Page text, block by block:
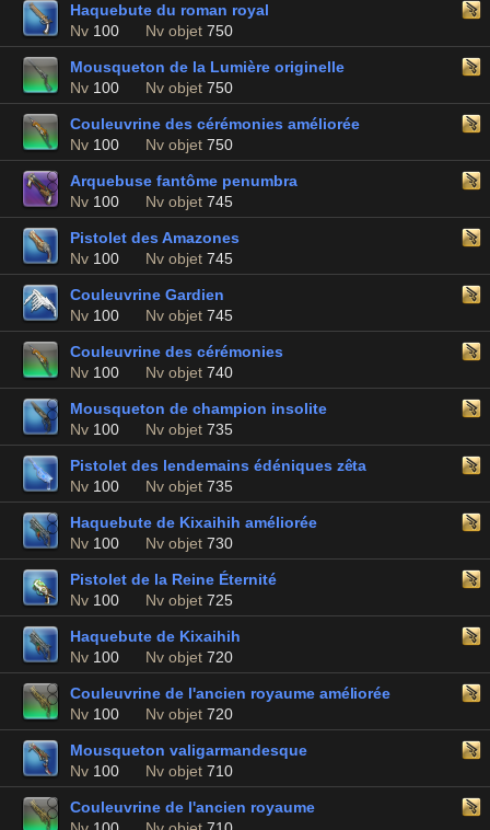
Haquebute du roman royal
Nv 100 Nv objet 750
Mousqueton de la Lumière originelle
Nv 100 Nv objet 750
Couleuvrine des cérémonies améliorée
Nv 100 Nv objet 750
Arquebuse fantôme penumbra
Nv 100 Nv objet 745
Pistolet des Amazones
Nv 100 Nv objet 745
Couleuvrine Gardien
Nv 100 Nv objet 745
Couleuvrine des cérémonies
Nv 100 Nv objet 740
Mousqueton de champion insolite
Nv 100 Nv objet 735
Pistolet des lendemains édéniques zêta
Nv 100 Nv objet 735
Haquebute de Kixaihih améliorée
Nv 100 Nv objet 730
Pistolet de la Reine Éternité
Nv 100 Nv objet 725
Haquebute de Kixaihih
Nv 100 Nv objet 720
Couleuvrine de l'ancien royaume améliorée
Nv 100 Nv objet 720
Mousqueton valigarmandesque
Nv 100 Nv objet 710
Couleuvrine de l'ancien royaume